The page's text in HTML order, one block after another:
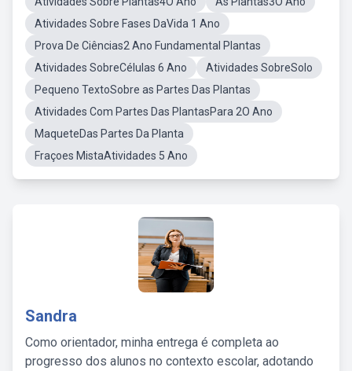
Atividades Sobre Fases DaVida 1 Ano
Prova De Ciências2 Ano Fundamental Plantas
Atividades SobreCélulas 6 Ano
Atividades SobreSolo
Pequeno TextoSobre as Partes Das Plantas
Atividades Com Partes Das PlantasPara 2O Ano
MaqueteDas Partes Da Planta
Fraçoes MistaAtividades 5 Ano
Sandra
Como orientador, minha entrega é completa ao
progresso dos alunos no contexto escolar, adotando